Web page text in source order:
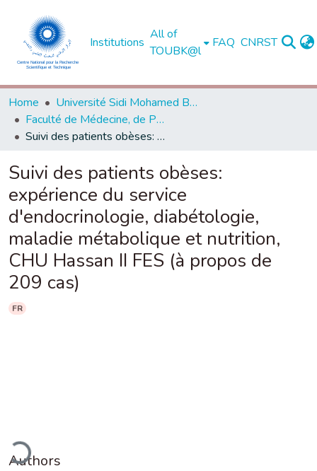
Institutions
All of
TOUBK@l
FAQ CNRST
Home
Université Sidi Mohamed Ben Abdellah de Fès
Faculté de Médecine, de Pharmacie et de Médecine Dentaire - Fès
Suivi des patients obèses: expérience du service d'endocrinologie, diabétologie, maladie métabolique et nutrition, CHU Hassan II FES (à propos de 209 cas)
Suivi des patients obèses:
expérience du service
d'endocrinologie, diabétologie,
maladie métabolique et nutrition,
CHU Hassan II FES (à propos de
209 cas)
FR
Authors